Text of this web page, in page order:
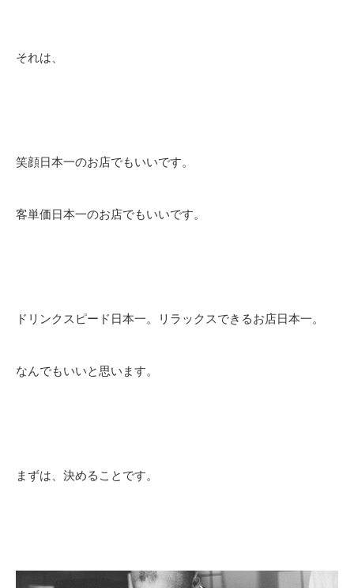
それは、
笑顔日本一のお店でもいいです。
客単価日本一のお店でもいいです。
ドリンクスピード日本一。 リラックスできるお店日本一。
なんでもいいと思います。
まずは、決めることです。